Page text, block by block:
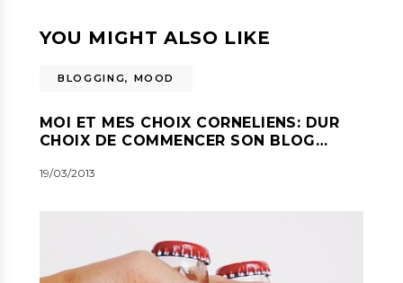
YOU MIGHT ALSO LIKE
BLOGGING, MOOD
MOI ET MES CHOIX CORNELIENS: DUR
CHOIX DE COMMENCER SON BLOG…
19/03/2013